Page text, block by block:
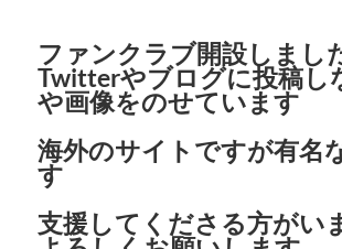
ファンクラブ開設しまし
Twitterやブログに投稿し
や画像をのせています
海外のサイトですが有名
す
支援してくださる方がい